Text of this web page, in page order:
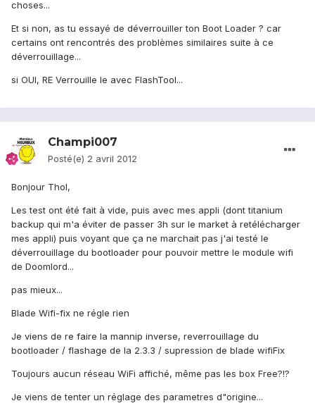
choses...
Et si non, as tu essayé de déverrouiller ton Boot Loader ? car
certains ont rencontrés des problèmes similaires suite à ce
déverrouillage...
si OUI, RE Verrouille le avec FlashTool...
Champi007
Posté(e) 2 avril 2012
Bonjour Thol,
Les test ont été fait à vide, puis avec mes appli (dont titanium
backup qui m'a éviter de passer 3h sur le market à retélécharger
mes appli) puis voyant que ça ne marchait pas j'ai testé le
déverrouillage du bootloader pour pouvoir mettre le module wifi
de Doomlord...
pas mieux...
Blade Wifi-fix ne régle rien
Je viens de re faire la mannip inverse, reverrouillage du
bootloader / flashage de la 2.3.3 / supression de blade wifiFix
Toujours aucun réseau WiFi affiché, même pas les box Free?!?
Je viens de tenter un réglage des parametres d"origine...